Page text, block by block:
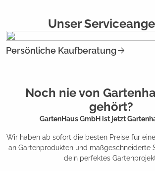
Unser
Persönliche Kaufberatung
Noch nie von
gehört?
GartenHaus GmbH ist jetzt
Wir haben ab sofort die besten Preise für
an Gartenprodukten und maßgeschneiderte
dein perfektes